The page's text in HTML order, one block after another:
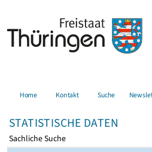
Home Kontakt Suche
STATISTISCHE DATEN
Sachliche Suche